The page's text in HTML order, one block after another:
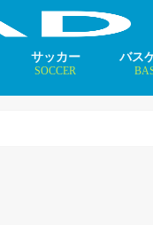
サッカー
SOCCER
バス